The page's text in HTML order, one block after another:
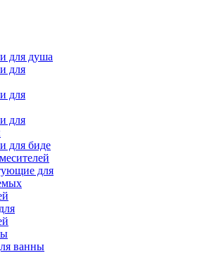
для душа
для
для
для
для биде
для
ванны